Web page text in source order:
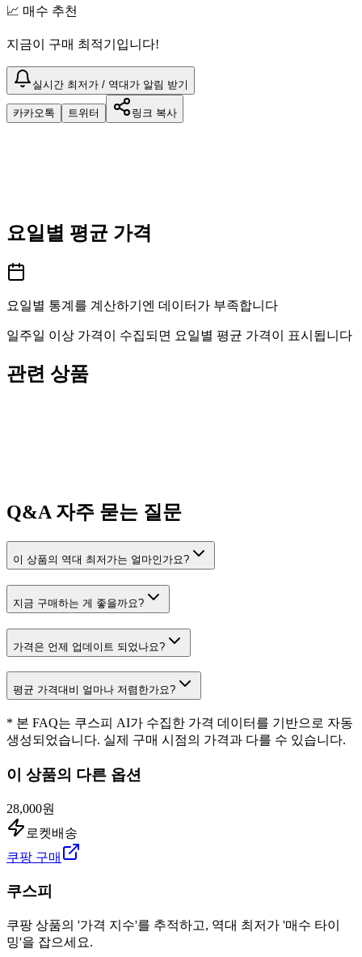
📈 매수 추천
지금이 구매 최적기입니다!
실시간 최저가 / 역대가 알림 받기
카카오톡 트위터 링크 복사
요일별 평균 가격
요일별 통계를 계산하기엔 데이터가 부족합니다
일주일 이상 가격이 수집되면 요일별 평균 가격이 표시됩니다
관련 상품
Q&A자주 묻는 질문
이 상품의 역대 최저가는 얼마인가요?
지금 구매하는 게 좋을까요?
가격은 언제 업데이트 되었나요?
평균 가격대비 얼마나 저렴한가요?
* 본 FAQ는 쿠스피 AI가 수집한 가격 데이터를 기반으로 자동
생성되었습니다. 실제 구매 시점의 가격과 다를 수 있습니다.
이 상품의 다른 옵션
28,000원
로켓배송
쿠팡 구매
쿠스피
쿠팡 상품의 '가격 지수'를 추적하고, 역대 최저가 '매수 타이
밍'을 잡으세요.